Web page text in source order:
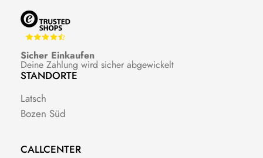
Sicher Einkaufen
Deine Zahlung wird sicher abgewickelt
STANDORTE
Latsch
Bozen Süd
CALLCENTER